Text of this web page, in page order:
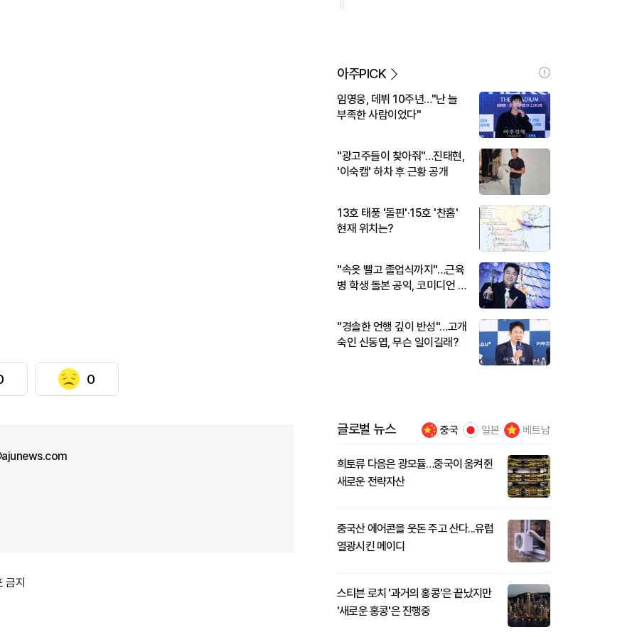
0
금지
아주PICK
임영웅, 데뷔 10주년…"난 늘
부족한 사람이었다"
"광고주들이 찾아줘"…진태현,
'이숙캠' 하차 후 근황 공개
13호 태풍 '돌핀'·15호 '찬홈'
현재 위치는?
"속옷 빨고 졸업식까지"…근육
병 학생 돌본 공익, 코미디언 김
"경솔한 언행 깊이 반성"…고개
숙인 신동엽, 무슨 일이길래?
글로벌 뉴스 중국 일본 베트남
희토류 다음은 광모듈…중국이 움켜쥔
새로운 전략자산
중국산 에어콘을 웃돈 주고 산다...유럽
열광시킨 메이디
스티븐 로치 '과거의 홍콩'은 끝났지만
'새로운 홍콩'은 진행중